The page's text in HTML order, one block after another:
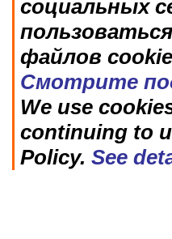
социальных
файлов
Смотрите
We use
continuing to
Policy. See